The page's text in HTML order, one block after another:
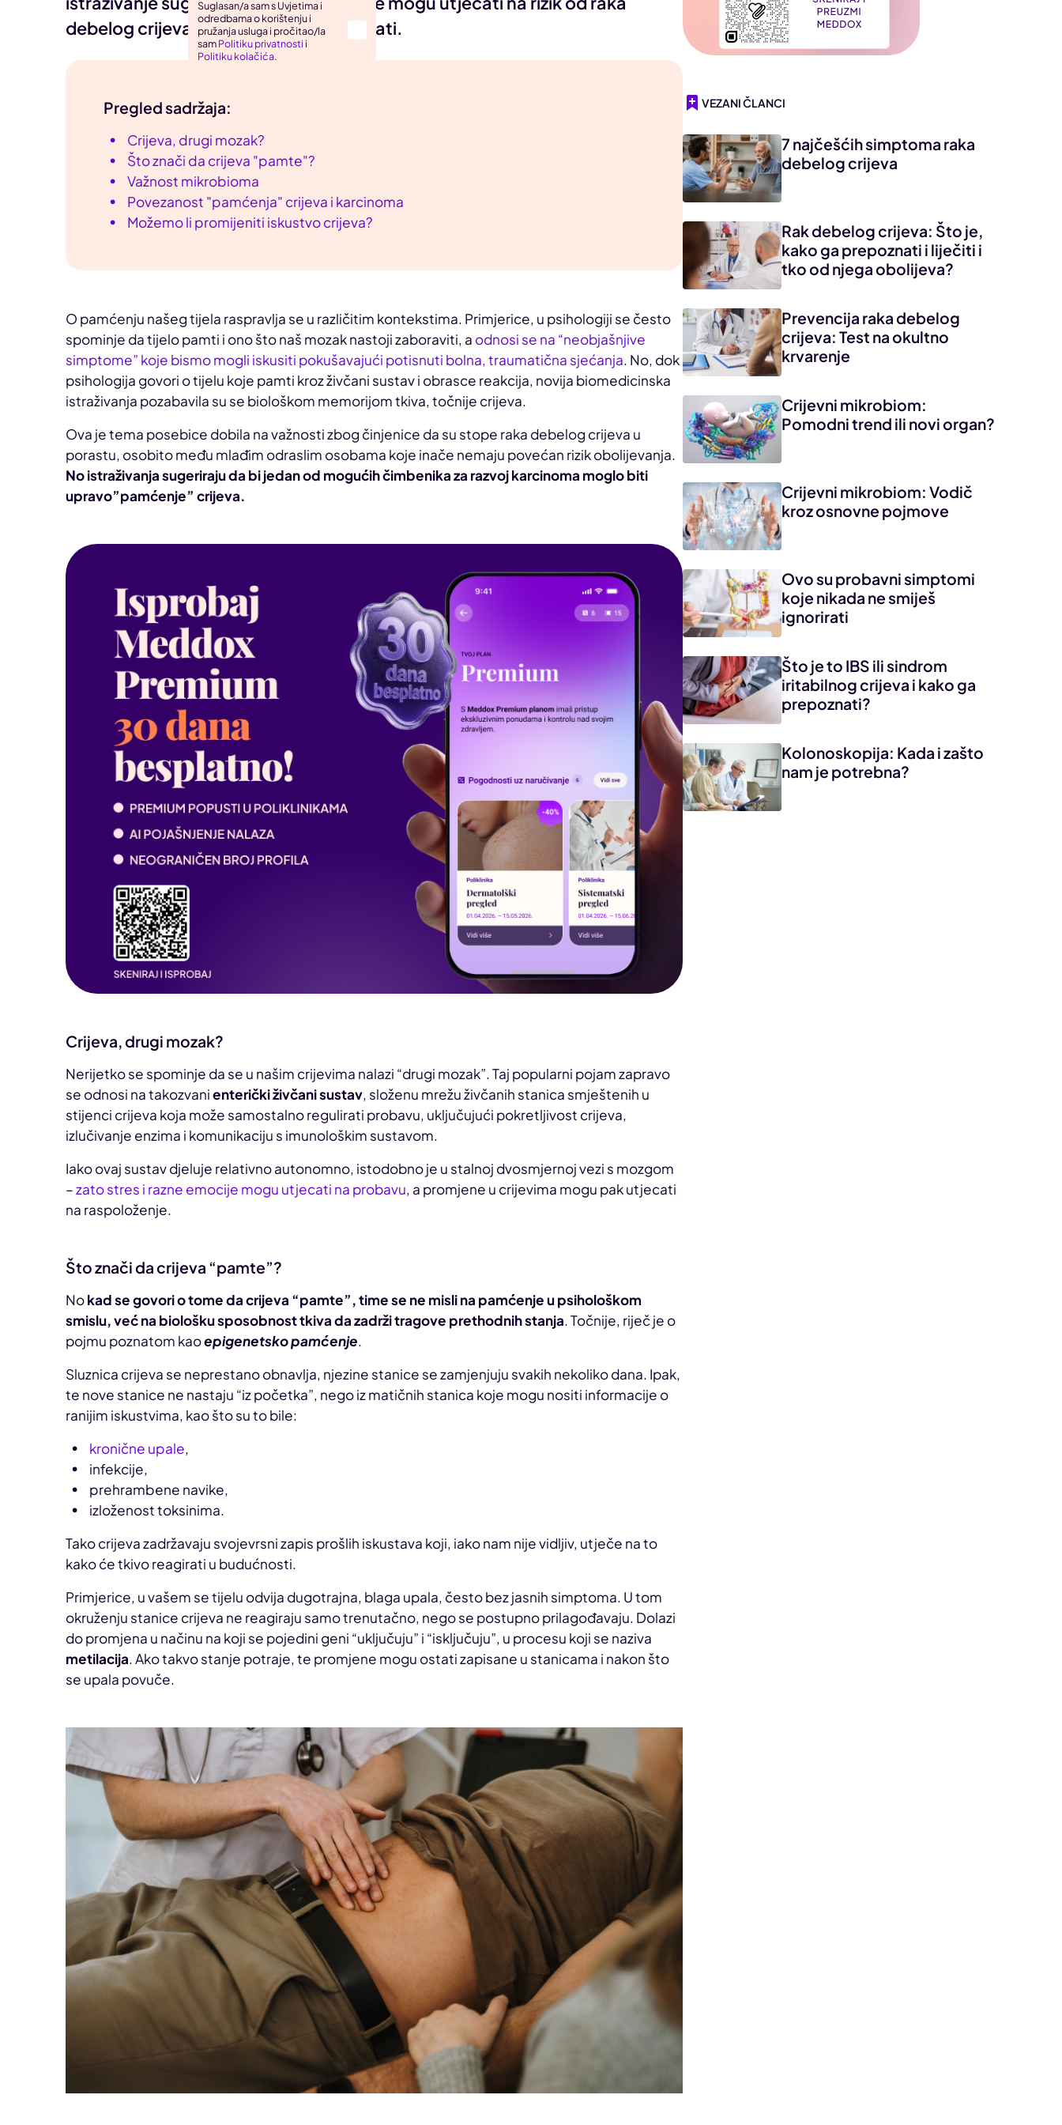
Uho, grlo, nos
Zarazne bolesti
Suglasan/a sam s Uvjetima i
odredbama o korištenju i
pružanja usluga i pročitao/la
samPolitiku privatnosti i
Politiku kolačića.
debelog crijeva, ali i da se mogu mijenjati.
Pregled sadržaja:
Crijeva, drugi mozak?
Što znači da crijeva "pamte"?
Važnost mikrobioma
Povezanost "pamćenja" crijeva i karcinoma
Možemo li promijeniti iskustvo crijeva?
O pamćenju našeg tijela raspravlja se u različitim kontekstima. Primjerice, u psihologiji se često
spominje da tijelo pamti i ono što naš mozak nastoji zaboraviti, a odnosi se na “neobjašnjive
simptome” koje bismo mogli iskusiti pokušavajući potisnuti bolna, traumatična sjećanja. No, dok
psihologija govori o tijelu koje pamti kroz živčani sustav i obrasce reakcija, novija biomedicinska
istraživanja pozabavila su se biološkom memorijom tkiva, točnije crijeva.
Ova je tema posebice dobila na važnosti zbog činjenice da su stope raka debelog crijeva u
porastu, osobito među mlađim odraslim osobama koje inače nemaju povećan rizik obolijevanja.
No istraživanja sugeriraju da bi jedan od mogućih čimbenika za razvoj karcinoma moglo biti
upravo”pamćenje” crijeva.
Crijeva, drugi mozak?
Nerijetko se spominje da se u našim crijevima nalazi “drugi mozak”. Taj popularni pojam zapravo
se odnosi na takozvanienterički živčani sustav, složenu mrežu živčanih stanica smještenih u
stijenci crijeva koja može samostalno regulirati probavu, uključujući pokretljivost crijeva,
izlučivanje enzima i komunikaciju s imunološkim sustavom.
Iako ovaj sustav djeluje relativno autonomno, istodobno je u stalnoj dvosmjernoj vezi s mozgom
–zato stres i razne emocije mogu utjecati na probavu, a promjene u crijevima mogu pak utjecati
na raspoloženje.
Što znači da crijeva “pamte”?
Nokad se govori o tome da crijeva “pamte”, time se ne misli na pamćenje u psihološkom
smislu, već na biološku sposobnost tkiva da zadrži tragove prethodnih stanja. Točnije, riječ je o
pojmu poznatom kaoepigenetsko pamćenje.
Sluznica crijeva se neprestano obnavlja, njezine stanice se zamjenjuju svakih nekoliko dana. Ipak,
te nove stanice ne nastaju “iz početka”, nego iz matičnih stanica koje mogu nositi informacije o
ranijim iskustvima, kao što su to bile:
kronične upale,
infekcije,
prehrambene navike,
izloženost toksinima.
Tako crijeva zadržavaju svojevrsni zapis prošlih iskustava koji, iako nam nije vidljiv, utječe na to
kako će tkivo reagirati u budućnosti.
Primjerice, u vašem se tijelu odvija dugotrajna, blaga upala, često bez jasnih simptoma. U tom
okruženju stanice crijeva ne reagiraju samo trenutačno, nego se postupno prilagođavaju. Dolazi
do promjena u načinu na koji se pojedini geni “uključuju” i “isključuju”, u procesu koji se naziva
metilacija. Ako takvo stanje potraje, te promjene mogu ostati zapisane u stanicama i nakon što
se upala povuče.
VEZANI ČLANCI
7 najčešćih simptoma raka
debelog crijeva
Rak debelog crijeva: Što je,
kako ga prepoznati i liječiti i
tko od njega obolijeva?
Prevencija raka debelog
crijeva: Test na okultno
krvarenje
Crijevni mikrobiom:
Pomodni trend ili novi organ?
Crijevni mikrobiom: Vodič
kroz osnovne pojmove
Ovo su probavni simptomi
koje nikada ne smiješ
ignorirati
Što je to IBS ili sindrom
iritabilnog crijeva i kako ga
prepoznati?
Kolonoskopija: Kada i zašto
nam je potrebna?